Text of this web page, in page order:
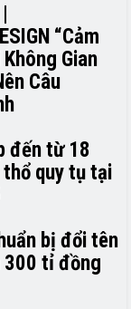
“Cảm
Gian
Câu
đến từ 18
quy tụ tại
bị đổi tên
300 tỉ đồng